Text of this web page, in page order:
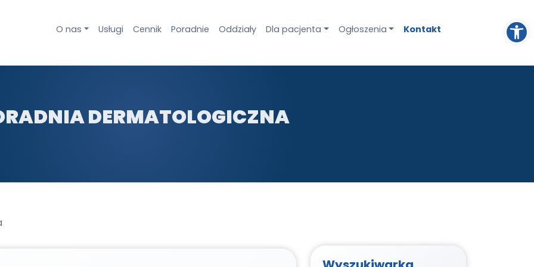
Otwórz pasek narzędzi
O nas Usługi Cennik Poradnie Oddziały Dla pacjenta Ogłoszenia Kontakt
DERMATOLOGICZNA